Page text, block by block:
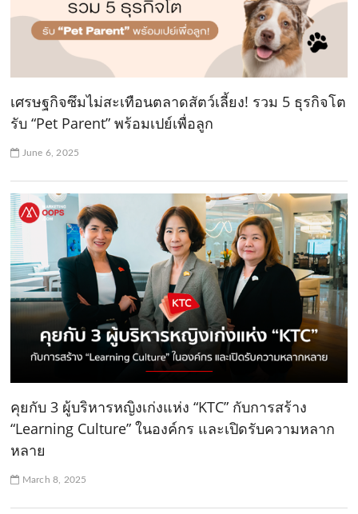
เศรษฐกิจซึมไม่สะเทือนตลาดสัตว์เลี้ยง! รวม 5 ธุรกิจโต
รับ “Pet Parent” พร้อมเปย์เพื่อลูก
June 6, 2025
คุยกับ 3 ผู้บริหารหญิงเก่งแห่ง “KTC” กับการสร้าง
“Learning Culture” ในองค์กร และเปิดรับความหลาก
หลาย
March 8, 2025